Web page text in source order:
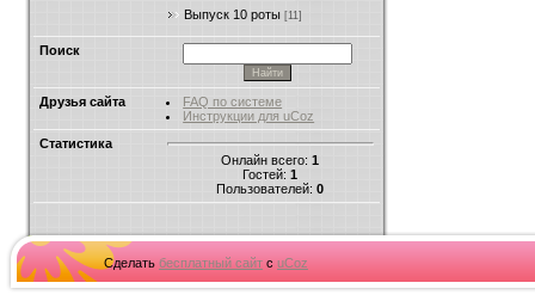
Выпуск 10 роты [11]
Поиск
Друзья сайта
FAQ по системе
Инструкции для uCoz
Статистика
Онлайн всего: 1
Гостей: 1
Пользователей: 0
Сделать бесплатный сайт с uCoz